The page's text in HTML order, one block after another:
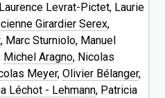
Levrat-Pictet, Laurie
Girardier Serex,
, Marc Sturniolo, Manuel
Michel Aragno, Nicolas
Meyer, Olivier Bélanger,
Léchot - Lehmann, Patricia